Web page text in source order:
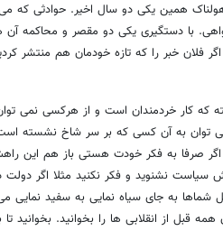
همین یکی دو سال اخیر. حوادثی که
با دستگیری یکی دو مقصر و محاکمه
فلان خبر را که تازه خودمان هم منتشر
که کار خردمندان است و از هرکسی نمی
می توان به آن کسی که بر سر شاخ نشسته
صرفا به فکر خودت هستی باز هم این
نشنوید و فکر نکنید مثلا اگر دولت
شماها به جای سیاه نمایی به سفید
قبل از انقلابی ها را بخوانید. بخوانید